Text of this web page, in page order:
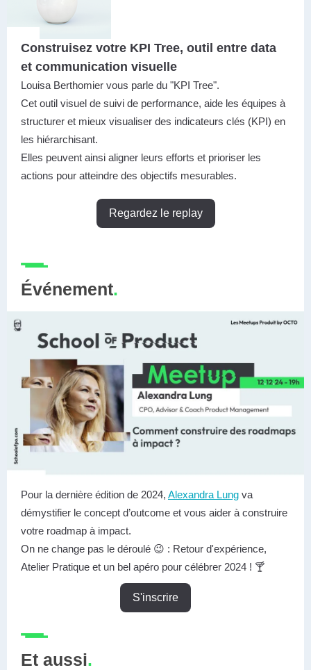
Construisez votre KPI Tree, outil entre data
et communication visuelle
Louisa Berthomier vous parle du "KPI Tree".
Cet outil visuel de suivi de performance, aide les équipes à
structurer et mieux visualiser des indicateurs clés (KPI) en
les hiérarchisant.
Elles peuvent ainsi aligner leurs efforts et prioriser les
actions pour atteindre des objectifs mesurables.
Regardez le replay
Événement.
Pour la dernière édition de 2024, Alexandra Lung va
démystifier le concept d’outcome et vous aider à construire
votre roadmap à impact.
On ne change pas le déroulé 😉 : Retour d'expérience,
Atelier Pratique et un bel apéro pour célébrer 2024 ! 🍸
S'inscrire
Et aussi.